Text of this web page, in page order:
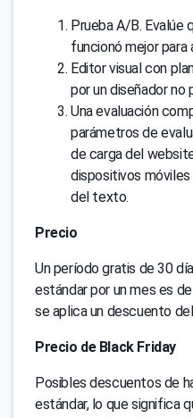
Prueba A/B. Evalúe
funcionó mejor para
Editor visual con
por un diseñador no
Una evaluación
parámetros de
de carga del
dispositivos
del texto.
Precio
Un período gratis de 30
estándar por un mes es
se aplica un descuento
Precio de Black Friday
Posibles descuentos de
estándar, lo que significa